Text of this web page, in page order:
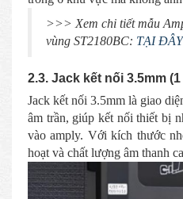
>>> Xem chi tiết mẫu
vùng ST2180BC: TẠI ĐÂY
2.3. Jack kết nối 3.5mm
Jack kết nối 3.5mm là giao
âm trần, giúp kết nối thiết bị
vào amply. Với kích thước
hoạt và chất lượng âm thanh